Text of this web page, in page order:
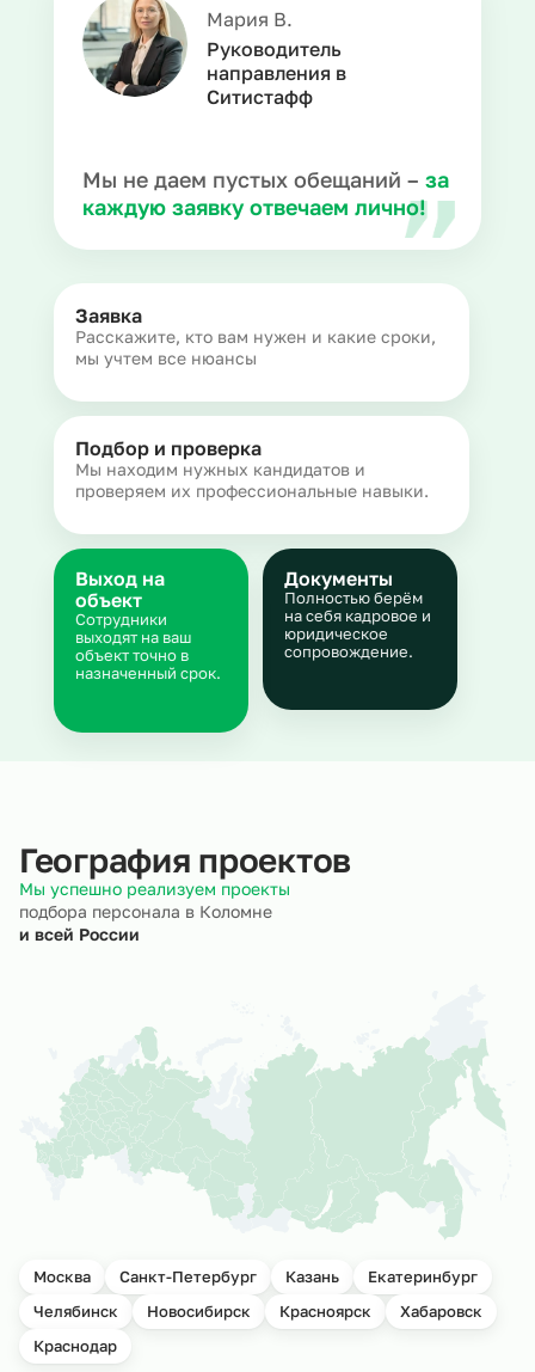
Мария В.
Руководитель
направления в
Ситистафф
Мы не даем пустых обещаний – за
каждую заявку отвечаем лично!
Заявка
Расскажите, кто вам нужен и какие сроки,
мы учтем все нюансы
Подбор и проверка
Мы находим нужных кандидатов и
проверяем их профессиональные навыки.
Документы
Полностью берём
на себя кадровое и
юридическое
сопровождение.
Выход на
объект
Сотрудники
выходят на ваш
объект точно в
назначенный срок.
География проектов
Мы успешно реализуем проекты
подбора персонала в Коломне
и всей России
Москва Санкт-Петербург Казань
Екатеринбург
Челябинск
Новосибирск Красноярск
Хабаровск
Краснодар